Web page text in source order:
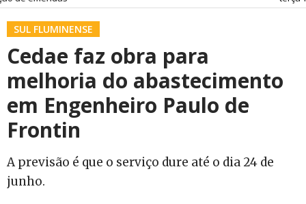
SUL FLUMINENSE
Cedae faz obra para
melhoria do abastecimento
em Engenheiro Paulo de
Frontin
A previsão é que o serviço dure até o dia 24 de
junho.